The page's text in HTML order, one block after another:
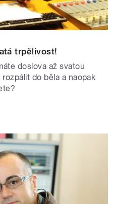
trpělivost!
doslova až svatou
do běla a naopak